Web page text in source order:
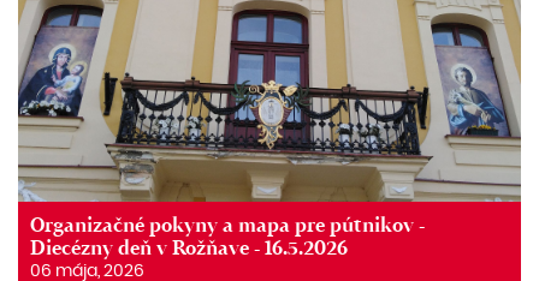
Organizačné pokyny a mapa pre pútnikov -
Diecézny deň v Rožňave - 16.5.2026
06 mája, 2026